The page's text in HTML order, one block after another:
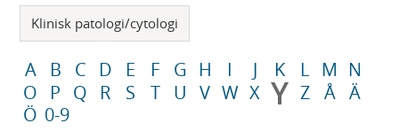
Klinisk patologi/cytologi
A B C D E F G H I J K L M N
O
P Q R S T U V W X Y Z Å Ä
Ö 0-9